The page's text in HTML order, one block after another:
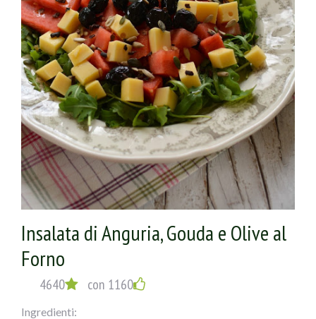
Insalata di Anguria, Gouda e Olive al
Forno
4640 con 1160
Ingredienti: